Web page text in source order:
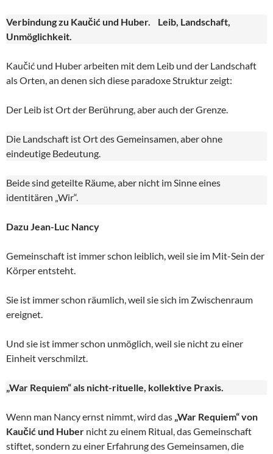
Verbindung zu Kaučić und Huber. Leib, Landschaft,
Unmöglichkeit.
Kaučić und Huber arbeiten mit dem Leib und der Landschaft
als Orten, an denen sich diese paradoxe Struktur zeigt:
Der Leib ist Ort der Berührung, aber auch der Grenze.
Die Landschaft ist Ort des Gemeinsamen, aber ohne
eindeutige Bedeutung.
Beide sind geteilte Räume, aber nicht im Sinne eines
identitären „Wir“.
Dazu Jean-Luc Nancy
Gemeinschaft ist immer schon leiblich, weil sie im Mit-Sein der
Körper entsteht.
Sie ist immer schon räumlich, weil sie sich im Zwischenraum
ereignet.
Und sie ist immer schon unmöglich, weil sie nicht zu einer
Einheit verschmilzt.
„War Requiem“ als nicht-rituelle, kollektive Praxis.
Wenn man Nancy ernst nimmt, wird das „War Requiem“ von
Kaučić und Huber nicht zu einem Ritual, das Gemeinschaft
stiftet, sondern zu einer Erfahrung des Gemeinsamen, die